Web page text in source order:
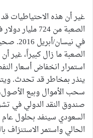
غير أن هذه الاحتياطيات
في
الصعبة ما زال كبيراً، غير
استمرار انخفاض أسعار
ينذر بمخاطر قد تحدث.
سحب الأموال وبيع
الحالي واستمر الاستنزاف